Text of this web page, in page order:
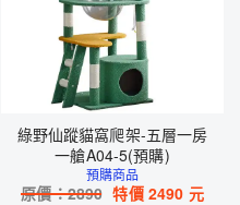
綠野仙蹤貓窩爬架-五層一房
一艙A04-5(預購)
預購商品
原價：2890 特價 2490 元